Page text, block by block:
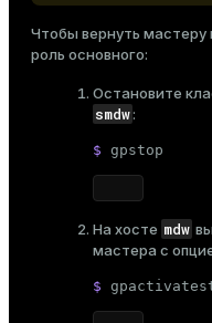
Чтобы вернуть
роль основного:
Остановите
smdw:
$ gpstop
На хосте mdw
мастера с
$